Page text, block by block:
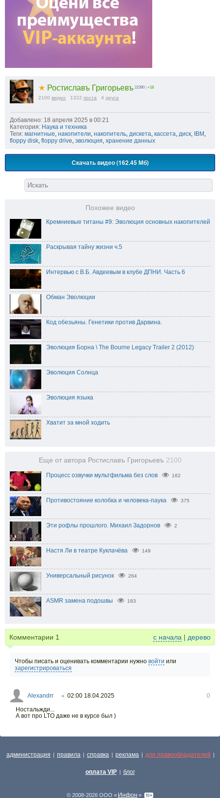
★ Ростиславъ Григорьевъ 22390 +18
2100 видео 1322 поста 4 друга
Добавлено: 18 апреля 2025 в 00:21
Категория: Наука и техника
Теги: магнитные, накопители, накопитель, дискета, кассета, диск, IBM ,
floppy disk, floppy drive, эволюция, хранение данных
Скачать видео (162.45 Мб)
Похожее видео
Кремниевые титаны #9: Эволюция основных накопителей
Раскрывая тайну жизни ч.5
Интервью с В.Б. Авдеевым в клубе ДПНИ. Часть 6
Обман Эволюции
Код обезьяны. Генетики против Дарвина.
Эволюция Борна \ The Bourne Legacy Trailer 2 (2012)
Эволюция Солнца
Эволюция языка
Хватит за мной ходить
Еще от автора Ростиславъ Григорьевъ 2100
Процесс озвучки мультфильма без слов 162
Противостояние колобка и человека-паука 375
Эти рофлы прошлого. Михаил Задорнов 2
Настя Ли в театре Куклачёва 149
Универсальный рисунок 264
ASMR замена подошвы 183
Комментарии 1 с начала | дерево
Чтобы писать и оценивать комментарии нужно войти или
зарегистрироваться
Alexandrr ○ 02:00 18.04.2025
0
Ностальжди...
А вот про LTO даже не в курсе был )
администрация | правила | справка | реклама | для правообладателей |
оплата VIP | блог
© 2008-2026 ООО « Инфон »